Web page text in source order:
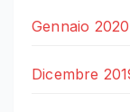
Gennaio 2020
Dicembre